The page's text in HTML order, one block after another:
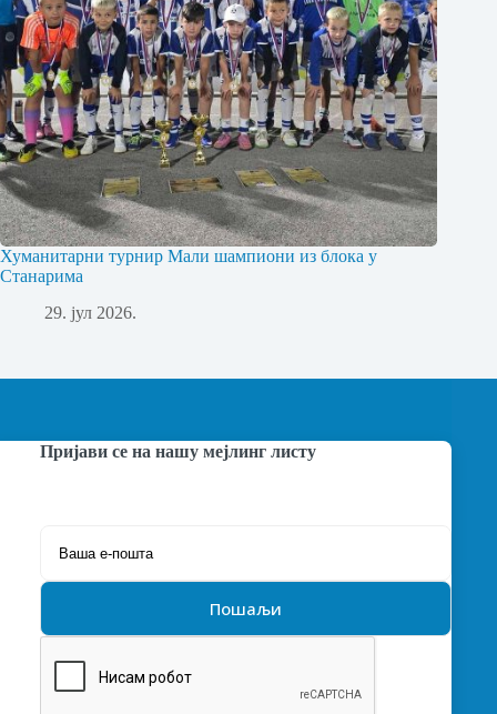
Хуманитарни турнир Мали шампиони из блока у
Станарима
29. јул 2026.
Пријави се на нашу мејлинг листу